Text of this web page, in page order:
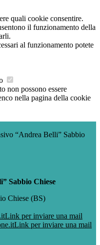
quali cookie consentire.
il funzionamento della
al funzionamento potete
non possono essere
nella pagina della cookie
“Andrea Belli” Sabbio
Sabbio Chiese
Chiese (BS)
Link per inviare una mail
Link per inviare una mail